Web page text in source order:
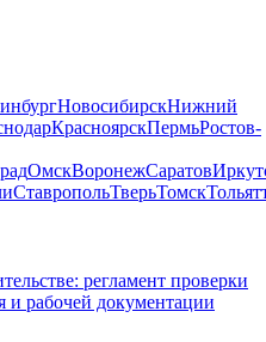
НовосибирскНижний
КрасноярскПермьРостов-
ОмскВоронежСаратов
СтавропольТверьТомск
регламент проверки
и рабочей документации